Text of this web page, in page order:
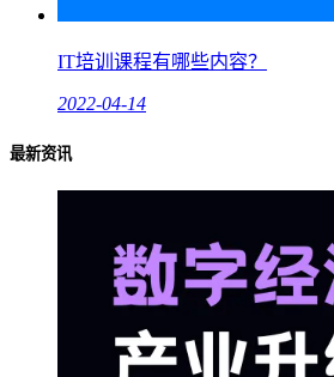
IT培训课程有哪些内容？
2022-04-14
最新资讯